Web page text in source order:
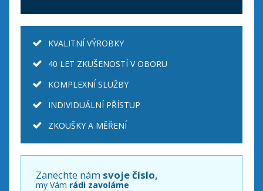
KVALITNÍ VÝROBKY
40 LET ZKUŠENOSTÍ V OBORU
KOMPLEXNÍ SLUŽBY
INDIVIDUÁLNÍ PŘÍSTUP
ZKOUŠKY A MĚŘENÍ
Zanechte nám svoje číslo,
my Vám rádi zavoláme